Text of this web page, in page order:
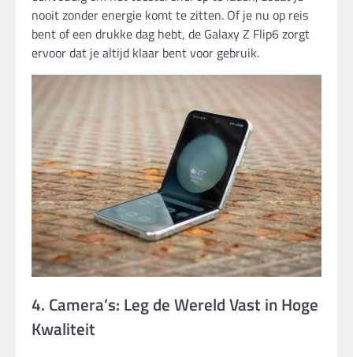
nooit zonder energie komt te zitten. Of je nu op reis
bent of een drukke dag hebt, de Galaxy Z Flip6 zorgt
ervoor dat je altijd klaar bent voor gebruik.
4. Camera’s: Leg de Wereld Vast in Hoge
Kwaliteit